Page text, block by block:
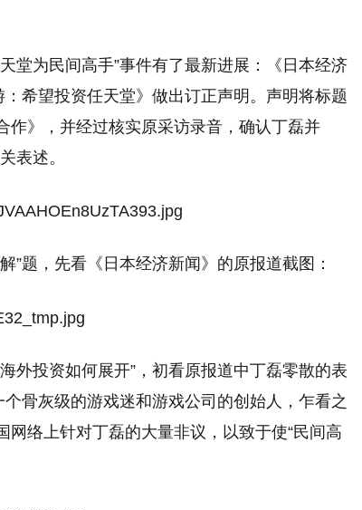
堂为民间高手”事件有了最新进展：《日本经济
希望投资任天堂》做出订正声明。声明将标题
作》，并经过核实原采访录音，确认丁磊并
表述。
”题，先看《日本经济新闻》的原报道截图：
外投资如何展开”，初看原报道中丁磊零散的表
骨灰级的游戏迷和游戏公司的创始人，乍看之
络上针对丁磊的大量非议，以致于使“民间高